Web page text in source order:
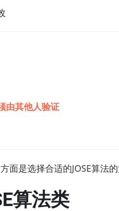
由其他人验证
面是选择合适的JOSE算法的
算法类